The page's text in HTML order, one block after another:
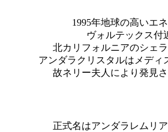
1995年地球の高いエ
ヴォルテックス付
北カリフォルニアのシェ
アンダラクリスタルはメディ
故ネリー夫人により発見さ
正式名はアンダラレムリア